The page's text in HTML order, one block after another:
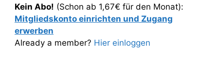
Kein Abo! (Schon ab 1,67€ für den Monat):
Mitgliedskonto einrichten und Zugang
erwerben
Already a member? Hier einloggen